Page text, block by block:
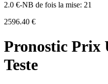
2.0 €-NB de fois la mise: 21
2596.40 €
Pronostic Prix
Teste